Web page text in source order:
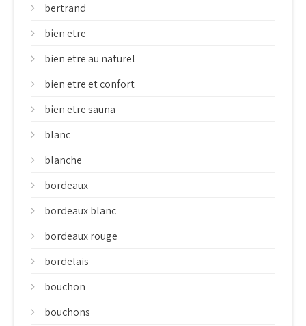
bertrand
bien etre
bien etre au naturel
bien etre et confort
bien etre sauna
blanc
blanche
bordeaux
bordeaux blanc
bordeaux rouge
bordelais
bouchon
bouchons